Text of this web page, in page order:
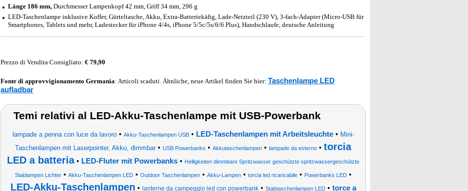
Länge 186 mm, Durchmesser Lampenkopf 42 mm, Griff 34 mm, 296 g
LED-Taschenlampe inklusive Koffer, Gürteltasche, Akku, Extra-Batteriekäfig, Lade-Netzteil (230 V), 3-fach-Adapter (Micro-USB für
Smartphones, Tablets und mehr, Ladestecker für iPhone 4/4s, iPhone 5/5c/5s/6/6 Plus), Handschlaufe, deutsche Anleitung
Prezzo di Vendita Consigliato: € 79,90
Fonte di approvvigionamento Germania: Articoli scaduti. Ähnliche, neue Artikel finden Sie hier: Taschenlampe LED
aufladbar
Temi relativi al LED-Akku-Taschenlampe mit USB-Powerbank
lampade a penna con luce da lavoro• Akku-Taschenlampen USB• LED-Taschenlampen mit Arbeitsleuchte• Mini-
Taschenlampen mit Laserpointer, Akku, dimmbar• USB Powerbanks • Akkutaschenlampen • lampade da esterno • torcia
LED a batteria• LED-Fluter mit Powerbanks • Helligkeiten dimmbare Spritzwasser geschützte spritzwassergeschützte
Stablampen Lichter• Akku-Taschenlampen LED• Outdoor Taschenlampen• Akku-Lampen• torcia led ricaricabile• Powerbanks LED•
LED-Akku-Taschenlampen • lanterne da campeggio led con powerbank• Stabtaschenlampen LED• torce a